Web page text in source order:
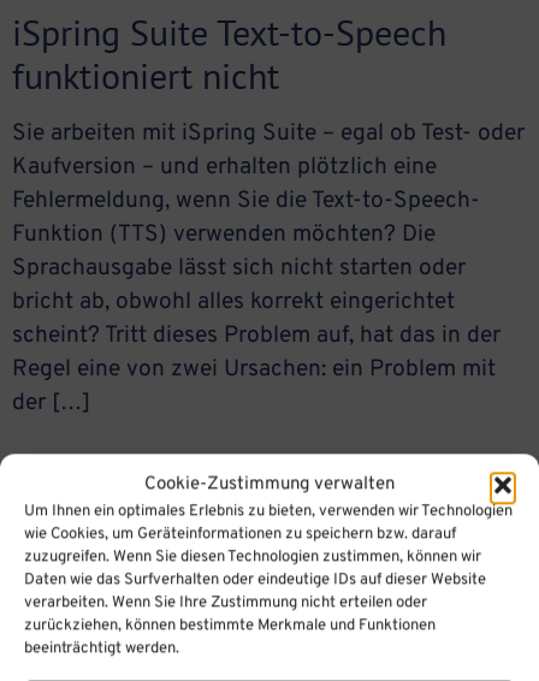
Cookie-Zustimmung verwalten
Um Ihnen ein optimales Erlebnis zu bieten, verwenden wir Technologien
wie Cookies, um Geräteinformationen zu speichern bzw. darauf
zuzugreifen. Wenn Sie diesen Technologien zustimmen, können wir
Daten wie das Surfverhalten oder eindeutige IDs auf dieser Website
verarbeiten. Wenn Sie Ihre Zustimmung nicht erteilen oder
zurückziehen, können bestimmte Merkmale und Funktionen
beeinträchtigt werden.
iSpring Suite Text-to-Speech
funktioniert nicht
Sie arbeiten mit iSpring Suite – egal ob Test- oder
Kaufversion – und erhalten plötzlich eine
Fehlermeldung, wenn Sie die Text-to-Speech-
Funktion (TTS) verwenden möchten? Die
Sprachausgabe lässt sich nicht starten oder
bricht ab, obwohl alles korrekt eingerichtet
scheint? Tritt dieses Problem auf, hat das in der
Regel eine von zwei Ursachen: ein Problem mit
der […]
Text to Speech mit iSpring Suite
AI oder iSpring Suite Basic (bis
Version 11.17.15003)
Sie wollen ein ansprechendes Voiceover für Ihren